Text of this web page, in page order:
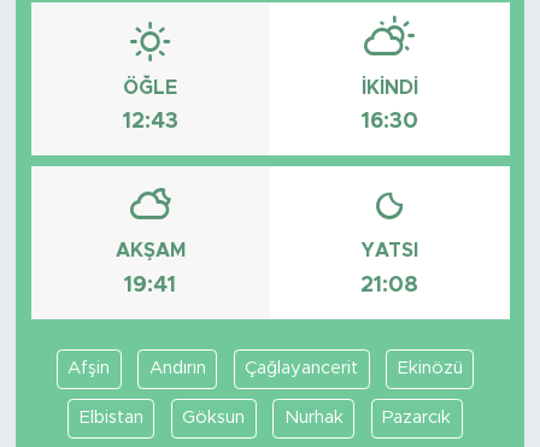
ÖĞLE
12:43
İKINDI
16:30
AKŞAM
19:41
YATSI
21:08
Afşin Andırın Çağlayancerit Ekinözü
Elbistan Göksun Nurhak Pazarcık